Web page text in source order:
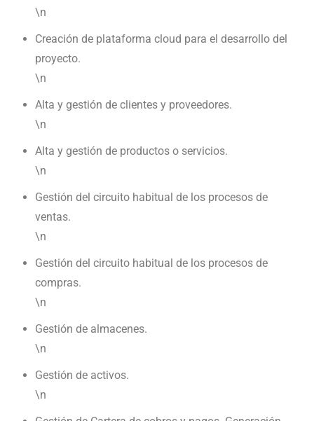
\n
Creación de plataforma cloud para el desarrollo del
proyecto.
\n
Alta y gestión de clientes y proveedores.
\n
Alta y gestión de productos o servicios.
\n
Gestión del circuito habitual de los procesos de
ventas.
\n
Gestión del circuito habitual de los procesos de
compras.
\n
Gestión de almacenes.
\n
Gestión de activos.
\n